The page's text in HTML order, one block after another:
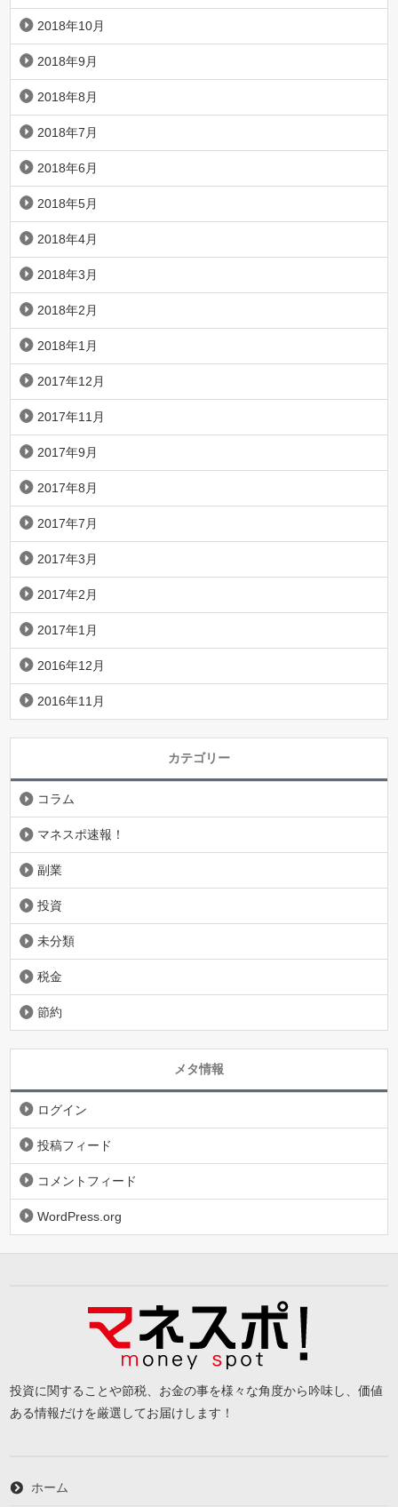
2018年10月
2018年9月
2018年8月
2018年7月
2018年6月
2018年5月
2018年4月
2018年3月
2018年2月
2018年1月
2017年12月
2017年11月
2017年9月
2017年8月
2017年7月
2017年3月
2017年2月
2017年1月
2016年12月
2016年11月
カテゴリー
コラム
マネスポ速報！
副業
投資
未分類
税金
節約
メタ情報
ログイン
投稿フィード
コメントフィード
WordPress.org
投資に関することや節税、お金の事を様々な角度から吟味し、価値
ある情報だけを厳選してお届けします！
ホーム